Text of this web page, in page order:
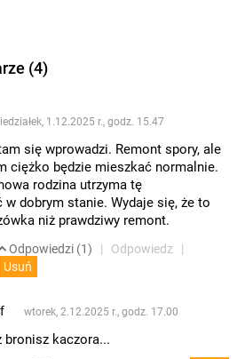
(4)
1.12.2025 r., godz. 15.47
się wprowadzi. Remont spory, ale
ciężko będzie mieszkać normalnie.
rodzina utrzyma tę
dobrym stanie. Wydaje się, że to
niż prawdziwy remont.
Odpowiedzi (1)
Odpowiedz
Usuń
wtorek, 2.12.2025 r., godz. 17.00
bronisz kaczora...